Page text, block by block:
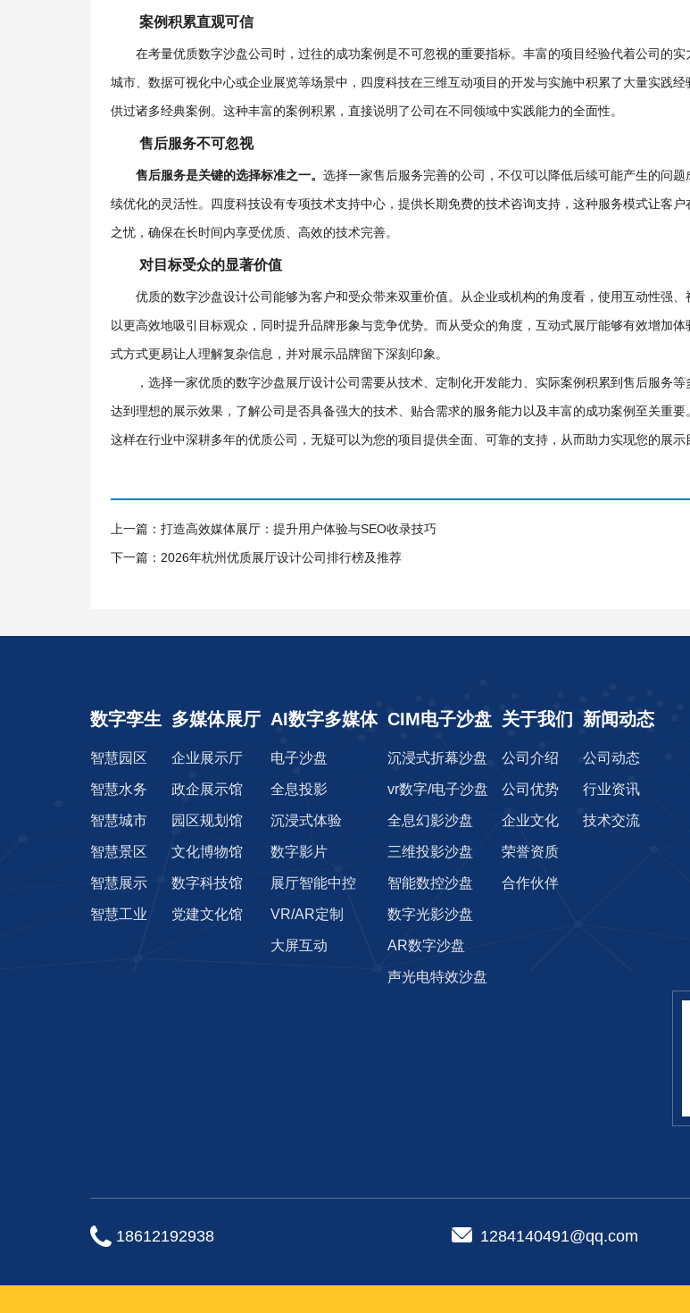
案例积累直观可信
在考量优质数字沙盘公司时，过往的成功案例是不可忽视的重要指标。丰富的项目经验代着公司的
城市、数据可视化中心或企业展览等场景中，四度科技在三维互动项目的开发与实施中积累了大量实践
供过诸多经典案例。这种丰富的案例积累，直接说明了公司在不同领域中实践能力的全面性。
售后服务不可忽视
售后服务是关键的选择标准之一。 选择一家售后服务完善的公司，不仅可以降低后续可能产生的问
续优化的灵活性。四度科技设有专项技术支持中心，提供长期免费的技术咨询支持，这种服务模式让客
之忧，确保在长时间内享受优质、高效的技术完善。
对目标受众的显著价值
优质的数字沙盘设计公司能够为客户和受众带来双重价值。从企业或机构的角度看，使用互动性强
以更高效地吸引目标观众，同时提升品牌形象与竞争优势。而从受众的角度，互动式展厅能够有效增加
式方式更易让人理解复杂信息，并对展示品牌留下深刻印象。
，选择一家优质的数字沙盘展厅设计公司需要从技术、定制化开发能力、实际案例积累到售后服务
达到理想的展示效果，了解公司是否具备强大的技术、贴合需求的服务能力以及丰富的成功案例至关重
这样在行业中深耕多年的优质公司，无疑可以为您的项目提供全面、可靠的支持，从而助力实现您的展示
上一篇：打造高效媒体展厅：提升用户体验与SEO收录技巧
下一篇：2026年杭州优质展厅设计公司排行榜及推荐
数字孪生
智慧园区
智慧水务
智慧城市
智慧景区
智慧展示
智慧工业
多媒体展厅
企业展示厅
政企展示馆
园区规划馆
文化博物馆
数字科技馆
党建文化馆
AI数字多媒体
电子沙盘
全息投影
沉浸式体验
数字影片
展厅智能中控
VR/AR定制
大屏互动
CIM电子沙盘
沉浸式折幕沙盘
vr数字/电子沙盘
全息幻影沙盘
三维投影沙盘
智能数控沙盘
数字光影沙盘
AR数字沙盘
声光电特效沙盘‌
关于我们
公司介绍
公司优势
企业文化
荣誉资质
合作伙伴
新闻动态
公司动态
行业资讯
技术交流
18612192938 1284140491@qq.com